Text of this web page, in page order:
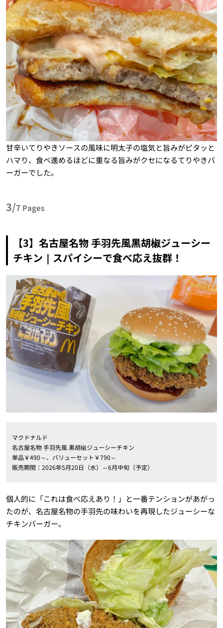
甘辛いてりやきソースの風味に明太子の塩気と旨みがピタッと
ハマり、食べ進めるほどに重なる旨みがクセになるてりやきバ
ーガーでした。
3/7 Pages
【3】名古屋名物 手羽先風黒胡椒ジューシー
チキン｜スパイシーで食べ応え抜群！
マクドナルド
名古屋名物 手羽先風 黒胡椒ジューシーチキン
単品￥490～、バリューセット￥790～
販売期間：2026年5月20日（水）～6月中旬（予定）
個人的に「これは食べ応えあり！」と一番テンションがあがっ
たのが、名古屋名物の手羽先の味わいを再現したジューシーな
チキンバーガー。